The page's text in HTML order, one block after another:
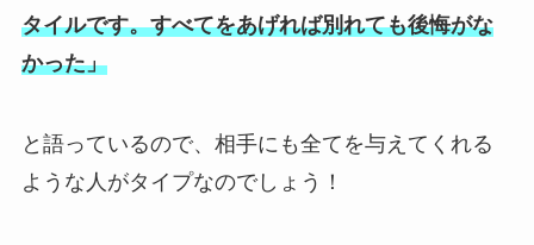
タイルです。すべてをあげれば別れても後悔がな
かった」
と語っているので、相手にも全てを与えてくれる
ような人がタイプなのでしょう！